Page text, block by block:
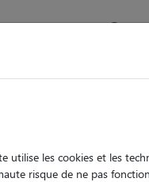
à Brives-Charensac :
animaux à
les cookies et les
risque de ne pas